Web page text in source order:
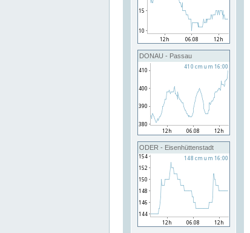
DONAU - Passau
ODER - Eisenhüttenstadt